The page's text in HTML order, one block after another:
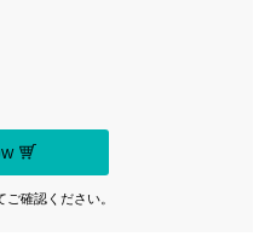
確認ください。